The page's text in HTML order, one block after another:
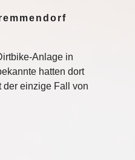
Anlage in
hatten dort
der einzige Fall von